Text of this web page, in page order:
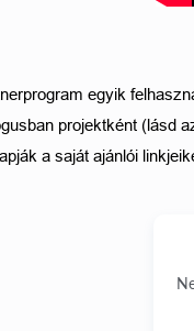
egyik
projektként (lásd
a saját ajánlói